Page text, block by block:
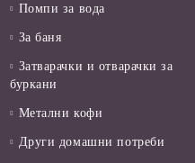
Помпи за вода
За баня
Затварачки и отварачки за
буркани
Метални кофи
Други домашни потреби